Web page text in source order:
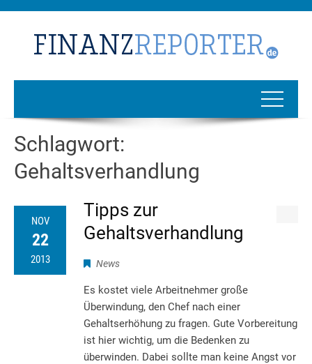
Schlagwort:
Gehaltsverhandlung
NOV
22
2013
Tipps zur
Gehaltsverhandlung
News
Es kostet viele Arbeitnehmer große
Überwindung, den Chef nach einer
Gehaltserhöhung zu fragen. Gute Vorbereitung
ist hier wichtig, um die Bedenken zu
überwinden. Dabei sollte man keine Angst vor